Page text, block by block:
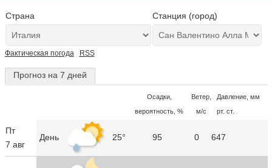
Страна Станция (город)
Фактическая погода RSS
Прогноз на 7 дней
Осадки,
вероятность, %
Ветер,
м/с
Давление, мм
рт. ст.
Пт
7 авг
День 25° 95 0 647